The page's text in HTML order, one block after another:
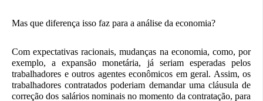
Mas que diferença isso faz para a análise da economia?
Com expectativas racionais, mudanças na economia, como, por
exemplo, a expansão monetária, já seriam esperadas pelos
trabalhadores e outros agentes econômicos em geral. Assim, os
trabalhadores contratados poderiam demandar uma cláusula de
correção dos salários nominais no momento da contratação, para